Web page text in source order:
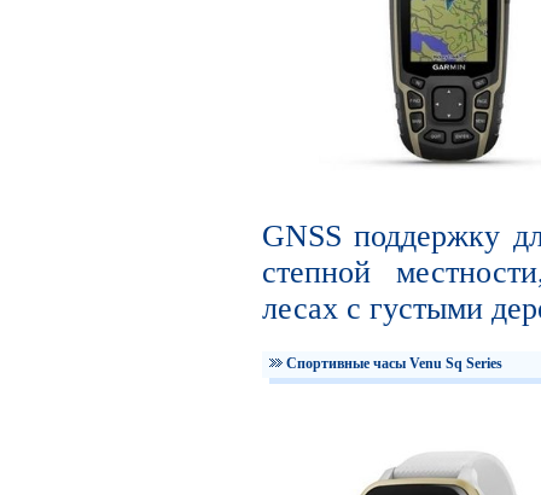
GNSS поддержку
степной
лесах с густыми
Спортивные часы Venu Sq Series